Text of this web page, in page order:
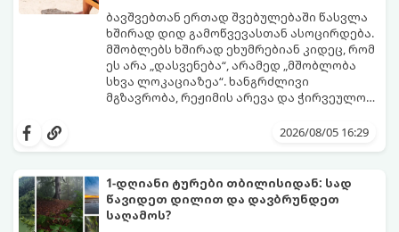
ბავშვებთან ერთად შვებულებაში წასვლა
ხშირად დიდ გამოწვევასთან ასოცირდება.
მშობლებს ხშირად ეხუმრებიან კიდეც, რომ
ეს არა „დასვენება“, არამედ „მშობლობა
სხვა ლოკაციაზეა“. ხანგრძლივი
მგზავრობა, რეჟიმის არევა და ჭირვეულობა
პრაქტიკული ხრიკით სრულიად
მშობლებსაც მოუტანოს ნამდვილი
განტვირთვა.
2026/08/05 16:29
1-დღიანი ტურები თბილისიდან: სად
წავიდეთ დილით და დავბრუნდეთ
საღამოს?